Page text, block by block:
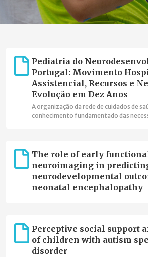
Pediatria do
Portugal: Movimento
Assistencial, Recursos e
Evolução em Dez Anos
A organização da rede de cuidados de
conhecimento fundamentado das
The role of early
neuroimaging in
neurodevelopmental
neonatal encephalopathy
Perceptive social support
of children with autism
disorder